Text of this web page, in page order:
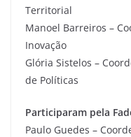
Territorial
Manoel Barreiros –
Inovação
Glória Sistelos –
de Políticas
Participaram pela
Paulo Guedes –